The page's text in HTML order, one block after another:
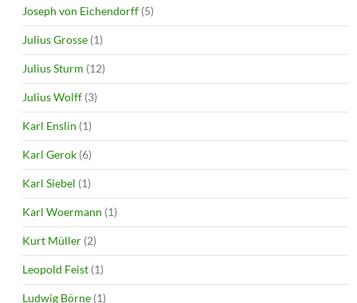
Joseph von Eichendorff (5)
Julius Grosse (1)
Julius Sturm (12)
Julius Wolff (3)
Karl Enslin (1)
Karl Gerok (6)
Karl Siebel (1)
Karl Woermann (1)
Kurt Müller (2)
Leopold Feist (1)
Ludwig Börne (1)